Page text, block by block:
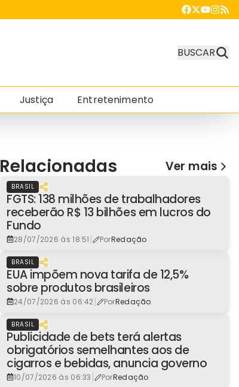
BUSCAR
Justiça Entretenimento
Relacionadas Ver mais
BRASIL
FGTS: 138 milhões de trabalhadores
receberão R$ 13 bilhões em lucros do
Fundo
28/07/2026 às 18:51 | PorRedação
BRASIL
EUA impõem nova tarifa de 12,5%
sobre produtos brasileiros
24/07/2026 às 06:42| PorRedação
BRASIL
Publicidade de bets terá alertas
obrigatórios semelhantes aos de
cigarros e bebidas, anuncia governo
10/07/2026 às 06:33 | PorRedação